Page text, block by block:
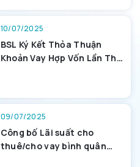
10/07/2025
BSL Ký Kết Thỏa Thuận
Khoản Vay Hợp Vốn Lần Thứ
09/07/2025
Công bố Lãi suất cho
thuê/cho vay bình quân